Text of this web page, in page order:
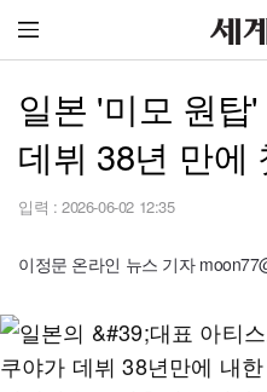
일본 '미모 원탑
데뷔 38년 만에
입력 : 2026-06-02 12:35
이정문 온라인 뉴스 기자